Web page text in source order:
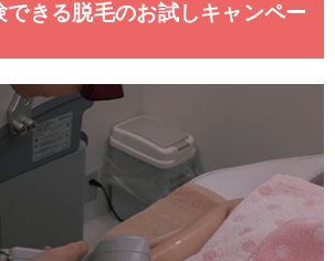
できる脱毛のお試しキャンペー